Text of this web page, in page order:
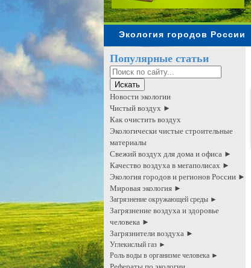
Экология городов России
Популярные статьи
Новости экологии
Чистый воздух ►
Как очистить воздух
Экологически чистые строительные
материалы
Свежий воздух для дома и офиса ►
Качество воздуха в мегаполисах ►
Экология городов и регионов России ►
Мировая экология ►
Загрязнение окружающей среды ►
Загрязнение воздуха и здоровье
человека ►
Загрязнители воздуха ►
Углекислый газ ►
Роль воды в организме человека ►